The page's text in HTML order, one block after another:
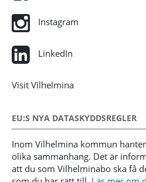
Instagram
LinkedIn
Visit Vilhelmina
EU:S NYA DATASKYDDSREGLER
Inom Vilhelmina kommun
olika sammanhang. Det är
att du som Vilhelminabo ska få